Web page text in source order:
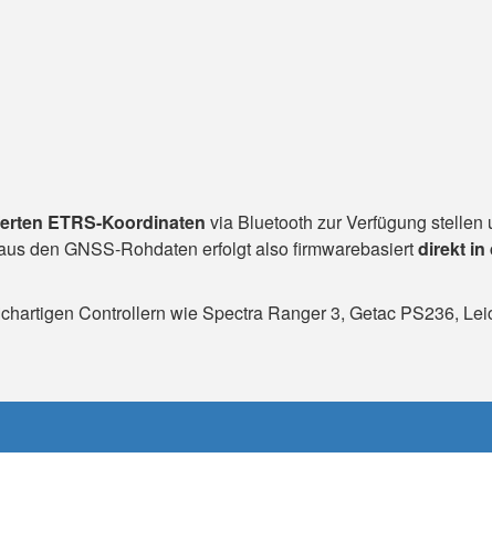
ETRS-Koordinaten via Bluetooth zur Verfügung
den GNSS-Rohdaten erfolgt also firmwarebasiertdirekt in
Controllern wie Spectra Ranger 3, Getac PS236,